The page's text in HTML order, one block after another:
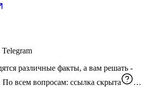
различные факты, а вам решать -
верить в них или нет. По всем вопросам: ссылка скрыта